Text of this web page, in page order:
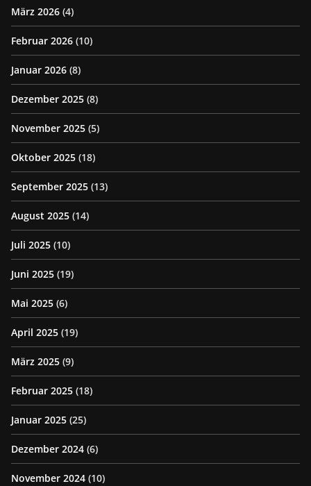
März 2026 (4)
Februar 2026 (10)
Januar 2026 (8)
Dezember 2025 (8)
November 2025 (5)
Oktober 2025 (18)
September 2025 (13)
August 2025 (14)
Juli 2025 (10)
Juni 2025 (19)
Mai 2025 (6)
April 2025 (19)
März 2025 (9)
Februar 2025 (18)
Januar 2025 (25)
Dezember 2024 (6)
November 2024 (10)